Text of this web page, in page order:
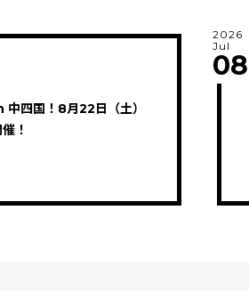
四国！8月22日（土）
！
2026
Jul
08